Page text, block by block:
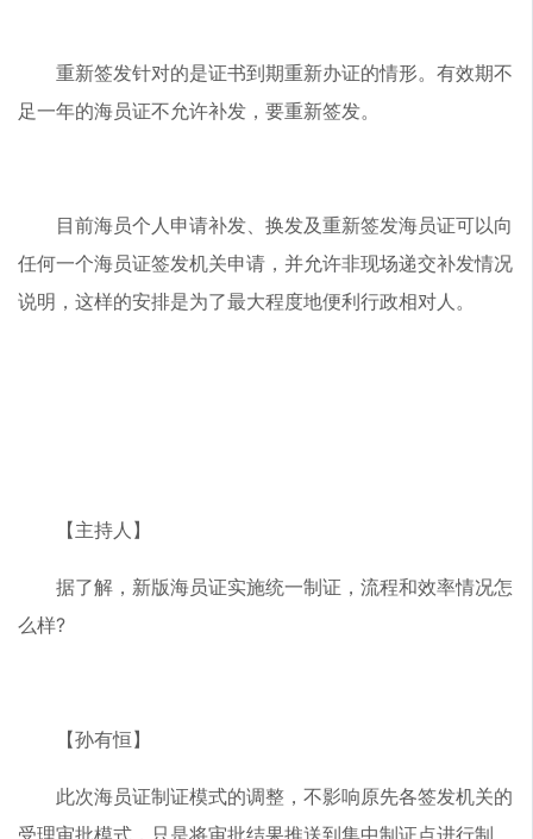
重新签发针对的是证书到期重新办证的情形。有效期不
足一年的海员证不允许补发，要重新签发。
目前海员个人申请补发、换发及重新签发海员证可以向
任何一个海员证签发机关申请，并允许非现场递交补发情况
说明，这样的安排是为了最大程度地便利行政相对人。
【主持人】
据了解，新版海员证实施统一制证，流程和效率情况怎
么样?
【孙有恒】
此次海员证制证模式的调整，不影响原先各签发机关的
受理审批模式，只是将审批结果推送到集中制证点进行制